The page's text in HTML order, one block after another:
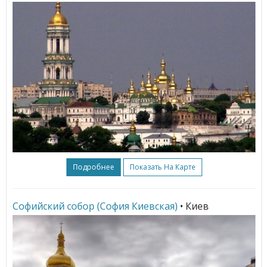
Подробнее Показать На Карте
Софийский собор (София Киевская) • Киев